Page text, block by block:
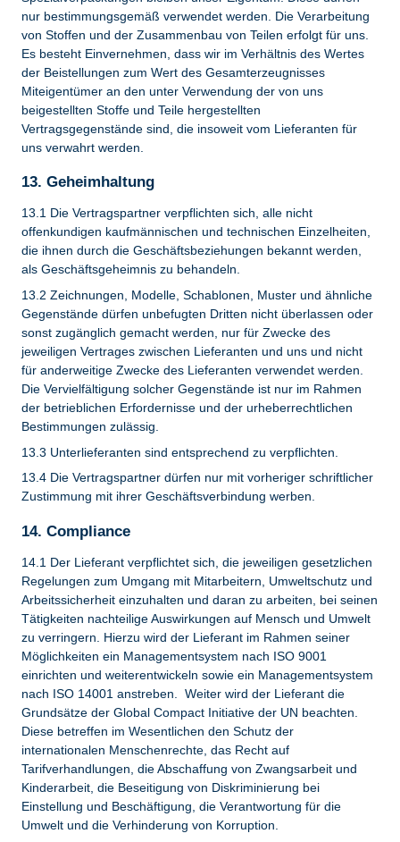
nur bestimmungsgemäß verwendet werden. Die Verarbeitung
von Stoffen und der Zusammenbau von Teilen erfolgt für uns.
Es besteht Einvernehmen, dass wir im Verhältnis des Wertes
der Beistellungen zum Wert des Gesamterzeugnisses
Miteigentümer an den unter Verwendung der von uns
beigestellten Stoffe und Teile hergestellten
Vertragsgegenstände sind, die insoweit vom Lieferanten für
uns verwahrt werden.
13. Geheimhaltung
13.1 Die Vertragspartner verpflichten sich, alle nicht
offenkundigen kaufmännischen und technischen Einzelheiten,
die ihnen durch die Geschäftsbeziehungen bekannt werden,
als Geschäftsgeheimnis zu behandeln.
13.2 Zeichnungen, Modelle, Schablonen, Muster und ähnliche
Gegenstände dürfen unbefugten Dritten nicht überlassen oder
sonst zugänglich gemacht werden, nur für Zwecke des
jeweiligen Vertrages zwischen Lieferanten und uns und nicht
für anderweitige Zwecke des Lieferanten verwendet werden.
Die Vervielfältigung solcher Gegenstände ist nur im Rahmen
der betrieblichen Erfordernisse und der urheberrechtlichen
Bestimmungen zulässig.
13.3 Unterlieferanten sind entsprechend zu verpflichten.
13.4 Die Vertragspartner dürfen nur mit vorheriger schriftlicher
Zustimmung mit ihrer Geschäftsverbindung werben.
14. Compliance
14.1 Der Lieferant verpflichtet sich, die jeweiligen gesetzlichen
Regelungen zum Umgang mit Mitarbeitern, Umweltschutz und
Arbeitssicherheit einzuhalten und daran zu arbeiten, bei seinen
Tätigkeiten nachteilige Auswirkungen auf Mensch und Umwelt
zu verringern. Hierzu wird der Lieferant im Rahmen seiner
Möglichkeiten ein Managementsystem nach ISO 9001
einrichten und weiterentwickeln sowie ein Managementsystem
nach ISO 14001 anstreben. Weiter wird der Lieferant die
Grundsätze der Global Compact Initiative der UN beachten.
Diese betreffen im Wesentlichen den Schutz der
internationalen Menschenrechte, das Recht auf
Tarifverhandlungen, die Abschaffung von Zwangsarbeit und
Kinderarbeit, die Beseitigung von Diskriminierung bei
Einstellung und Beschäftigung, die Verantwortung für die
Umwelt und die Verhinderung von Korruption.